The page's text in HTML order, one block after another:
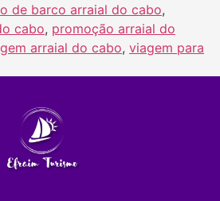
de barco arraial do cabo,
cabo, promoção arraial do
arraial do cabo, viagem para